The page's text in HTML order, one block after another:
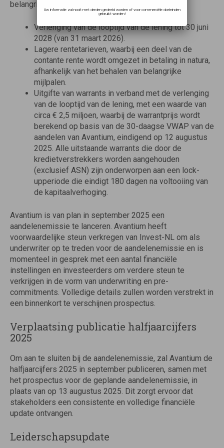
belangrijkste wijzigingen omvatten:
Verlenging van de looptijd van de lening tot 30 juni
2028 (van 31 maart 2026).
Lagere rentetarieven, waarbij een deel van de
contante rente wordt omgezet in betaling in natura,
afhankelijk van het behalen van belangrijke
mijlpalen.
Uitgifte van warrants in verband met de verlenging
van de looptijd van de lening, met een waarde van
circa € 2,5 miljoen, waarbij de warrantprijs wordt
berekend op basis van de 30-daagse VWAP van de
aandelen van Avantium, eindigend op 12 augustus
2025. Alle uitstaande warrants die door de
kredietverstrekkers worden aangehouden
(exclusief ASN) zijn onderworpen aan een lock-
upperiode die eindigt 180 dagen na voltooiing van
de kapitaalverhoging.
Avantium is van plan in september 2025 een
aandelenemissie te lanceren. Avantium heeft
voorwaardelijke steun verkregen van Invest-NL om als
underwriter op te treden voor de aandelenemissie en is
momenteel in gesprek met een aantal financiële
instellingen en investeerders om verdere steun te
verkrijgen in de vorm van underwriting en pre-
commitments. Volledige details zullen worden verstrekt in
een binnenkort te verschijnen prospectus.
Verplaatsing publicatie halfjaarcijfers
2025
Om aan te sluiten bij de aandelenemissie, zal Avantium de
halfjaarcijfers 2025 in september publiceren, samen met
het prospectus voor de geplande aandelenemissie, in
plaats van op 13 augustus 2025. Dit zorgt ervoor dat
stakeholders een consistente en volledige financiële
update ontvangen.
Leiderschapsupdate
Uw informatie zal nooit met derden gedeeld worden of voor commerciële doeleinden
gebruikt worden!